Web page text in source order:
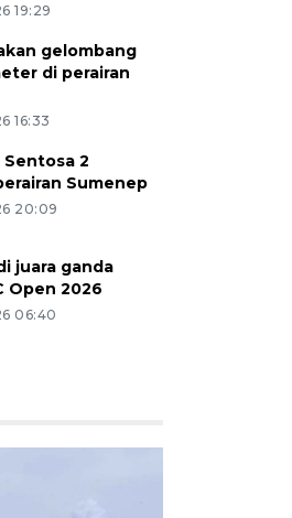
19:29
gelombang
di perairan
16:33
Sentosa 2
Sumenep
20:09
juara ganda
Open 2026
06:40